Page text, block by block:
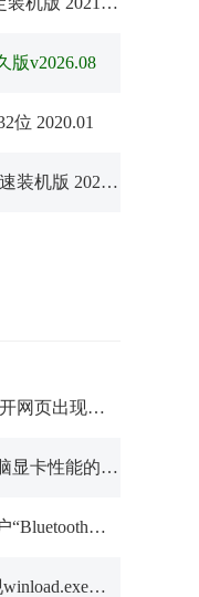
版v2026.08
位 2020.01
机版 2021.04
屏的处理步骤
性能的技巧
围设备”的问题
错误的步骤?